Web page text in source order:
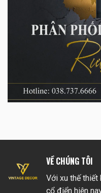
VỀ CHÚNG TÔI
Với xu thế thiết
cổ điển hiện